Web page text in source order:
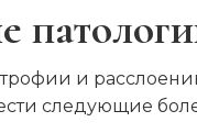
и
следующие